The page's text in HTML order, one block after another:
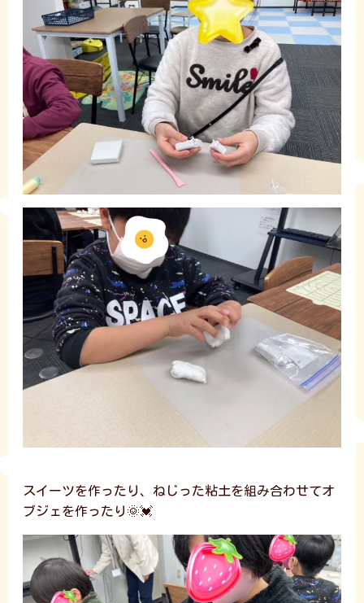
スイーツを作ったり、ねじった粘土を組み合わせてオ
ブジェを作ったり🌞💓